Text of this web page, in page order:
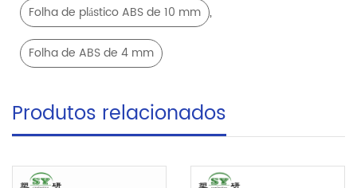
Folha de plástico ABS de 10 mm ,
Folha de ABS de 4 mm
Produtos relacionados